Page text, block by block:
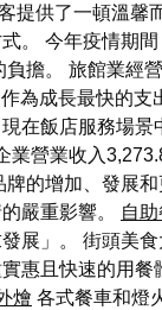
提供了一頓溫馨
。 今年疫情期
擔。 旅館業經
為成長最快的
在飯店服務場
營業收入
的增加、發展
嚴重影響。
自
展」。 街頭美
惠且快速的用
燴 各式餐車和燈